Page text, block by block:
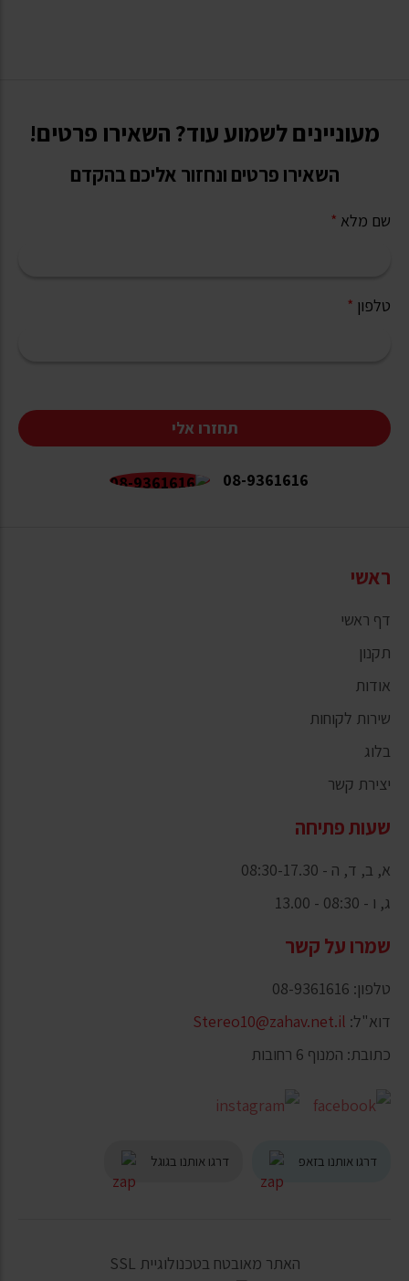
מעוניינים לשמוע עוד? השאירו פרטים!
השאירו פרטים ונחזור אליכם בהקדם
שם מלא *
טלפון *
תחזרו אלי
08-9361616
ראשי
דף ראשי
תקנון
אודות
שירות לקוחות
בלוג
יצירת קשר
שעות פתיחה
א, ב, ד, ה - 08:30-17.30
ג, ו - 08:30 - 13.00
שמרו על קשר
טלפון: 08-9361616
דוא"ל: Stereo10@zahav.net.il
כתובת: המנוף 6 רחובות
דרגו אותנו בזאפ דרגו אותנו בגוגל
האתר מאובטח בטכנולוגיית SSL